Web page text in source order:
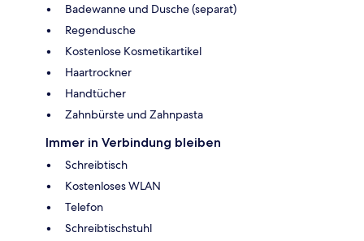
Badewanne und Dusche (separat)
Regendusche
Kostenlose Kosmetikartikel
Haartrockner
Handtücher
Zahnbürste und Zahnpasta
Immer in Verbindung bleiben
Schreibtisch
Kostenloses WLAN
Telefon
Schreibtischstuhl